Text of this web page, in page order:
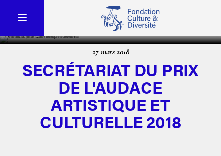
27 mars 2018
SECRÉTARIAT DU PRIX
DE L'AUDACE
ARTISTIQUE ET
CULTURELLE 2018